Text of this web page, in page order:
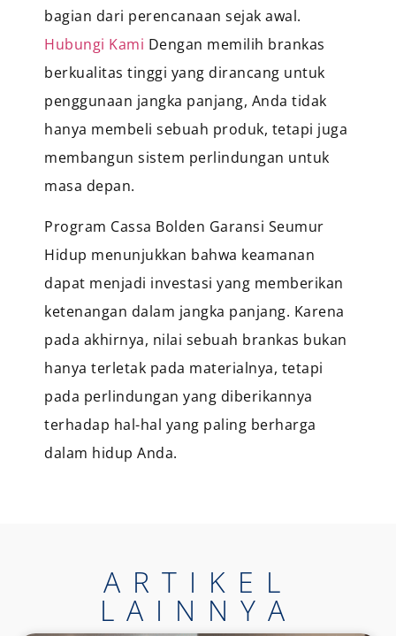
bagian dari perencanaan sejak awal.
Hubungi Kami Dengan memilih brankas
berkualitas tinggi yang dirancang untuk
penggunaan jangka panjang, Anda tidak
hanya membeli sebuah produk, tetapi juga
membangun sistem perlindungan untuk
masa depan.
Program Cassa Bolden Garansi Seumur
Hidup menunjukkan bahwa keamanan
dapat menjadi investasi yang memberikan
ketenangan dalam jangka panjang. Karena
pada akhirnya, nilai sebuah brankas bukan
hanya terletak pada materialnya, tetapi
pada perlindungan yang diberikannya
terhadap hal-hal yang paling berharga
dalam hidup Anda.
ARTIKEL
LAINNYA